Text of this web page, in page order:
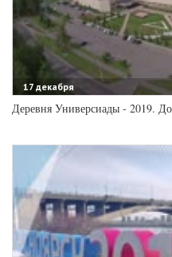
17 декабря
Деревня Универсиады - 2019.